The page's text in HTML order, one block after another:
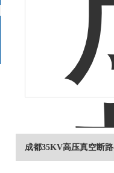
成都35KV高压真空断